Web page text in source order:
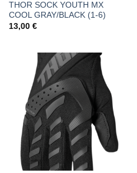
THOR SOCK YOUTH MX
COOL GRAY/BLACK (1-6)
13,00 €